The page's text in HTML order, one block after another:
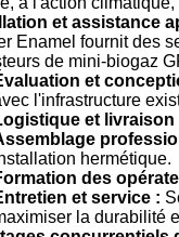
et assistance
Enamel fournit des
de mini-biogaz
et
l'infrastructure
et livraison
hermétique.
des
et service :
la durabilité